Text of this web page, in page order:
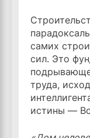
самих
сил. Это
труда,
истины —